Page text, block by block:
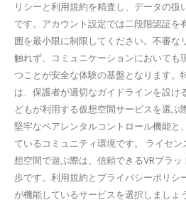
リシーと利用規約を精査し、データの扱
です。アカウント設定では二段階認証を
囲を最小限に制限してください。不審な
触れず、コミュニケーションにおいても
つことが安全な体験の基盤となります。
は、保護者が適切なガイドラインを設け
どもが利用する仮想空間サービスを選ぶ
堅牢なペアレンタルコントロール機能と
ているコミュニティ環境です。 ライセ
想空間で遊ぶ際は、信頼できるVRプラ
歩です。利用規約とプライバシーポリシ
が機能しているサービスを選択しましょ